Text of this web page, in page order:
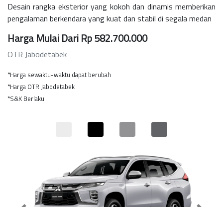
Desain rangka eksterior yang kokoh dan dinamis memberikan
pengalaman berkendara yang kuat dan stabil di segala medan
Harga Mulai Dari Rp 582.700.000
OTR Jabodetabek
*Harga sewaktu-waktu dapat berubah
*Harga OTR Jabodetabek
*S&K Berlaku